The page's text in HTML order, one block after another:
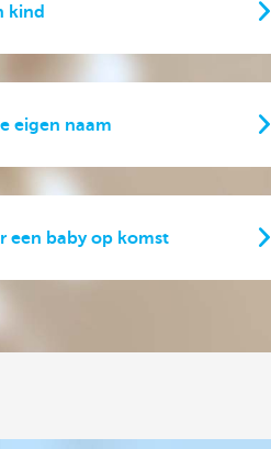
kind
eigen naam
een baby op komst